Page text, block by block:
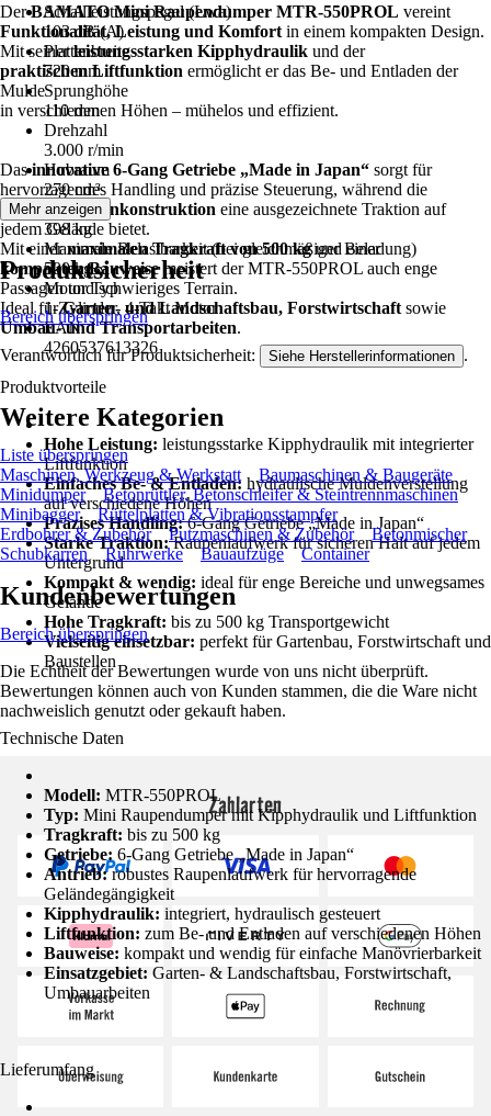
Schallleistungspegel (Lwa)
103 dB (A)
Plattenbreite
720 mm
Sprunghöhe
110 mm
Drehzahl
3.000 r/min
Hubraum
270 cm³
Gewicht
398 kg
Maximale Belastbarkeit (bei gleichmäßiger Beladung)
500 kg
Motor Typ
1-Zylinder, 4-Takt Motor
EAN
4260537613326
DerBAMATO Mini Raupendumper MTR-550PROL vereint
Funktionalität, Leistung und Komfort in einem kompakten Design.
Mit seinerleistungsstarken Kipphydraulik und der
praktischen Liftfunktion ermöglicht er das Be- und Entladen der
Mulde
in verschiedenen Höhen – mühelos und effizient.
Dasinnovative 6-Gang Getriebe „Made in Japan“ sorgt für
hervorragendes Handling und präzise Steuerung, während die
robuste Raupenkonstruktion eine ausgezeichnete Traktion auf
jedem Gelände bietet.
Mit einermaximalen Tragkraft von 500 kgund einer
kompakten Bauweisemeistert der MTR-550PROL auch enge
Passagen und schwieriges Terrain.
Ideal fürGarten- und Landschaftsbau, Forstwirtschaft sowie
Umbau- und Transportarbeiten.
Produktvorteile
Hohe Leistung: leistungsstarke Kipphydraulik mit integrierter
Liftfunktion
Einfaches Be- & Entladen: hydraulische Muldenverstellung
auf verschiedene Höhen
Präzises Handling:6-Gang Getriebe „Made in Japan“
Starke Traktion:Raupenlaufwerk für sicheren Halt auf jedem
Untergrund
Kompakt & wendig: ideal für enge Bereiche und unwegsames
Gelände
Hohe Tragkraft: bis zu 500 kg Transportgewicht
Vielseitig einsetzbar: perfekt für Gartenbau, Forstwirtschaft und
Baustellen
Technische Daten
Modell: MTR-550PROL
Typ: Mini Raupendumper mit Kipphydraulik und Liftfunktion
Tragkraft: bis zu 500 kg
Getriebe: 6-Gang Getriebe „Made in Japan“
Antrieb:robustes Raupenlaufwerk für hervorragende
Geländegängigkeit
Kipphydraulik: integriert, hydraulisch gesteuert
Liftfunktion: zum Be- und Entladen auf verschiedenen Höhen
Bauweise: kompakt und wendig für einfache Manövrierbarkeit
Einsatzgebiet: Garten- & Landschaftsbau, Forstwirtschaft,
Umbauarbeiten
Lieferumfang
Mehr anzeigen
Produktsicherheit
Bereich überspringen
Verantwortlich für Produktsicherheit: Siehe Herstellerinformationen .
Weitere Kategorien
Liste überspringen
Maschinen, Werkzeug & Werkstatt
Baumaschinen & Baugeräte
Minidumper
Betonrüttler, Betonschleifer & Steintrennmaschinen
Minibagger
Rüttelplatten & Vibrationsstampfer
Erdbohrer & Zubehör
Putzmaschinen & Zubehör
Betonmischer
Schubkarren
Rührwerke Bauaufzüge Container
Kundenbewertungen
Bereich überspringen
Die Echtheit der Bewertungen wurde von uns nicht überprüft.
Bewertungen können auch von Kunden stammen, die die Ware nicht
nachweislich genutzt oder gekauft haben.
Zahlarten